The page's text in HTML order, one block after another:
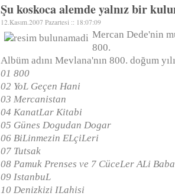
Şu koskoca alemde yalnız bir
12.Kasım.2007 Pazartesi :: 18:07:09
Mercan Dede'nin
800.
Albüm adını Mevlana'nın 800. doğum
01 800
02 YoL Geçen Hani
03 Mercanistan
04 KanatLar Kitabi
05 Günes Dogudan Dogar
06 BiLinmezin ELçiLeri
07 Tutsak
08 Pamuk Prenses ve 7 CüceLer ALi
09 IstanbuL
10 Denizkizi ILahisi